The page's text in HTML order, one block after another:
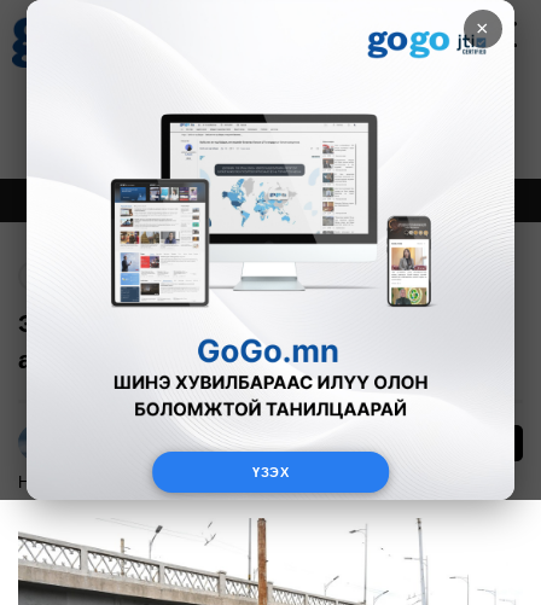
×
ҮЗЭХ
Зурхай
8.09
Онцлох Шинэ
Энхтайваны гүүрний доод хэсгийн
авто замыг хаана
Г.Тэгшсүрэн
Нийгэм 2025-08-14